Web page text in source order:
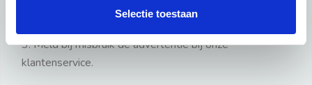
Selectie toestaan
3: Meld bij misbruik de advertentie bij onze
klantenservice.